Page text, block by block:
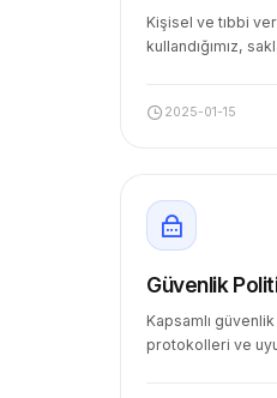
Kişisel ve tıbbi
kullandığımız,
2025-01-15
Güvenlik
Kapsamlı
protokolleri ve